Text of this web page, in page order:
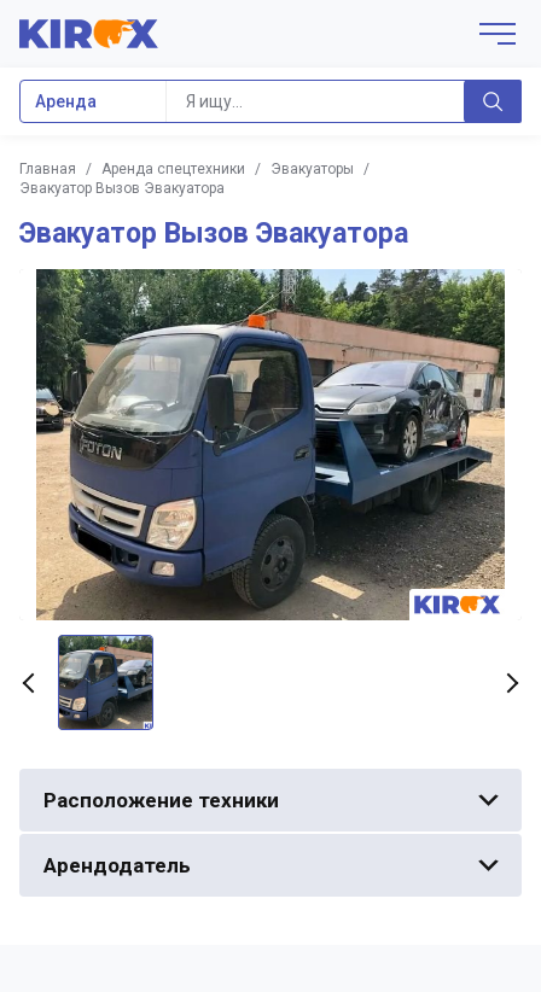
Аренда
Главная / Аренда спецтехники / Эвакуаторы
/
Эвакуатор Вызов Эвакуатора
Эвакуатор Вызов Эвакуатора
Расположение техники
Арендодатель